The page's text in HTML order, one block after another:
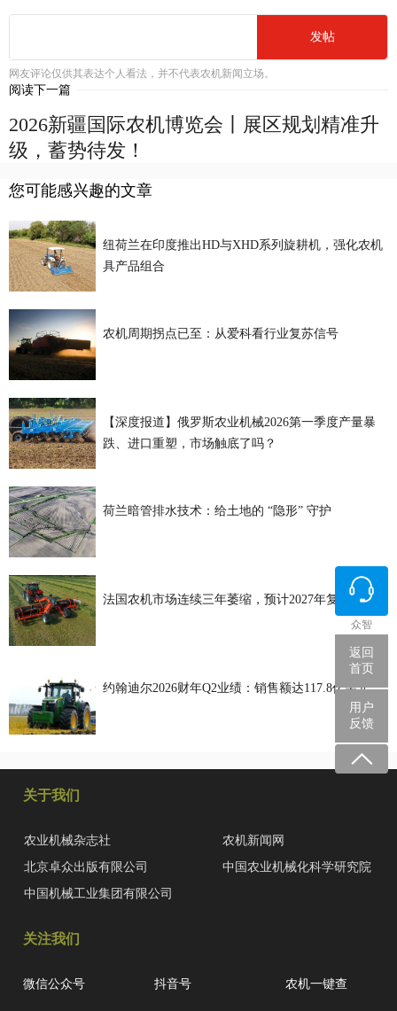
发帖
网友评论仅供其表达个人看法，并不代表农机新闻立场。
阅读下一篇
2026新疆国际农机博览会丨展区规划精准升
级，蓄势待发！
您可能感兴趣的文章
纽荷兰在印度推出HD与XHD系列旋耕机，强化农机
具产品组合
农机周期拐点已至：从爱科看行业复苏信号
【深度报道】俄罗斯农业机械2026第一季度产量暴
跌、进口重塑，市场触底了吗？
荷兰暗管排水技术：给土地的 “隐形” 守护
法国农机市场连续三年萎缩，预计2027年复苏
约翰迪尔2026财年Q2业绩：销售额达117.8亿美元
众智
返回
首页
用户
反馈
关于我们
农业机械杂志社
农机新闻网
北京卓众出版有限公司
中国农业机械化科学研究院
中国机械工业集团有限公司
关注我们
微信公众号 抖音号 农机一键查